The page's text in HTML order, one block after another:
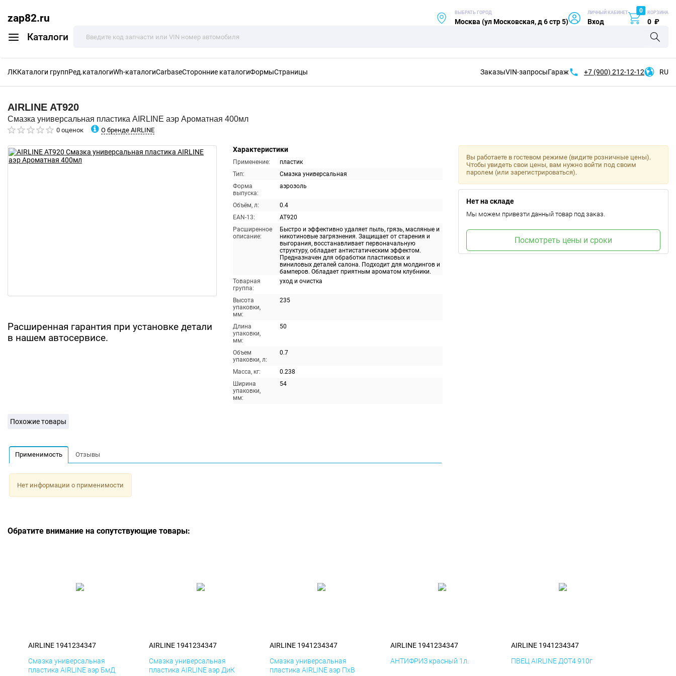
zap82.ru
Каталоги
ВЫБРАТЬ ГОРОД
Москва (ул Московская, д 6 стр 5)
ЛИЧНЫЙ КАБИНЕТ
Вход
0 КОРЗИНА
0 ₽
ЛККаталоги группРед.каталогиWh-каталогиCarbaseСторонние каталогиФормыСтраницы ЗаказыVIN-запросыГараж +7 (900) 212-12-12 RU
AIRLINE AT920
Смазка универсальная пластика AIRLINE аэр Ароматная 400мл
0 оценок О бренде AIRLINE
Расширенная гарантия при установке детали
в нашем автосервисе.
Характеристики
Применение:
пластик
Тип:
Смазка универсальная
Форма
выпуска:
аэрозоль
Объём, л:
0.4
EAN-13:
AT920
Расширенное
описание:
Быстро и эффективно удаляет пыль, грязь, масляные и
никотиновые загрязнения. Защищает от старения и
выгорания, восстанавливает первоначальную
структуру, обладает антистатическим эффектом.
Предназначен для обработки пластиковых и
виниловых деталей салона. Подходит для молдингов и
бамперов. Обладает приятным ароматом клубники.
Товарная
группа:
уход и очистка
Высота
упаковки,
мм:
235
Длина
упаковки,
мм:
50
Объем
упаковки, л:
0.7
Масса, кг:
0.238
Ширина
упаковки,
мм:
54
Вы работаете в гостевом режиме (видите розничные цены).
Чтобы увидеть свои цены, вам нужно войти под своим
паролем (или зарегистрироваться).
Нет на складе
Мы можем привезти данный товар под заказ.
Посмотреть цены и сроки
Похожие товары
Применимость Отзывы
Нет информации о применимости
Обратите внимание на сопутствующие товары:
AIRLINE 1941234347
Смазка универсальная
пластика AIRLINE аэр БмД
AIRLINE 1941234347
Смазка универсальная
пластика AIRLINE аэр ДиК
AIRLINE 1941234347
Смазка универсальная
пластика AIRLINE аэр ПхВ
AIRLINE 1941234347
АНТИФРИЗ красный 1л.
AIRLINE 1941234347
ПВЕЦ AIRLINE ДОТ4 910г